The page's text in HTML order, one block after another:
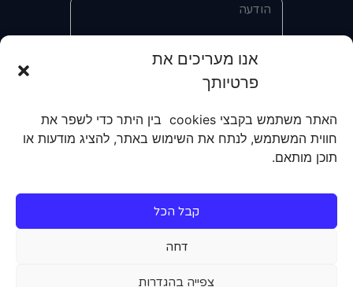
אנו מעריכים את
פרטיותך
האתר משתמש בקבצי cookies בין היתר כדי לשפר את
חווית המשתמש, לנתח את השימוש באתר, להציג מודעות או
תוכן מותאם.
קבל הכל
דחה
צפייה בהגדרות
אני מאשר/ת את מסירת הפרטים
קבלת מידע על מוצרים, שירותים, מועדון
לקוחות. אני מודע/ת שאוכל לבטל את
הרישום שלי בכל עת ושעל מסירת הפרטים